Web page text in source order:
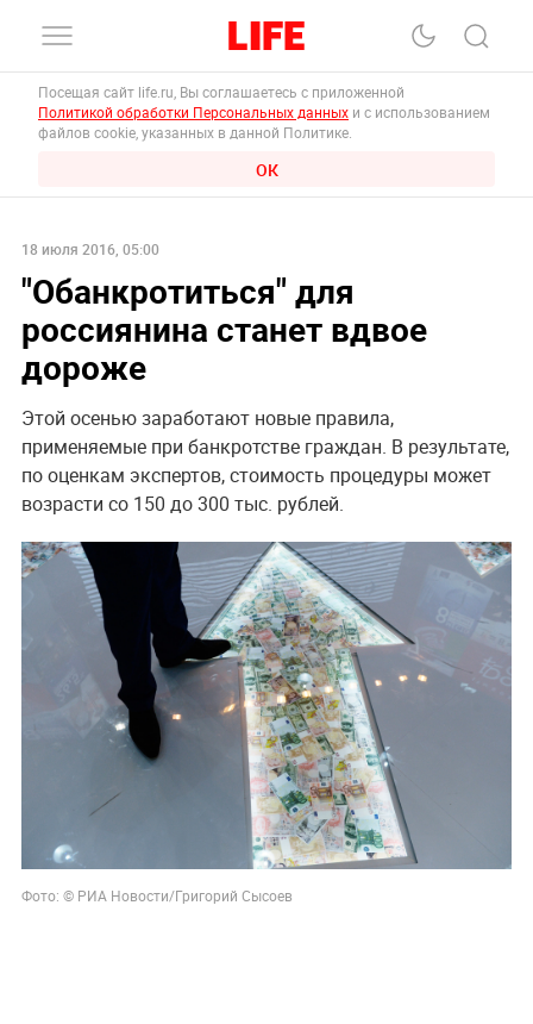
Посещая сайт life.ru, Вы соглашаетесь с приложенной
Политикой обработки Персональных данных и с использованием
файлов cookie, указанных в данной Политике.
ОК
18 июля 2016, 05:00
"Обанкротиться" для
россиянина станет вдвое
дороже
Этой осенью заработают новые правила,
применяемые при банкротстве граждан. В результате,
по оценкам экспертов, стоимость процедуры может
возрасти со 150 до 300 тыс. рублей.
Фото: © РИА Новости/Григорий Сысоев